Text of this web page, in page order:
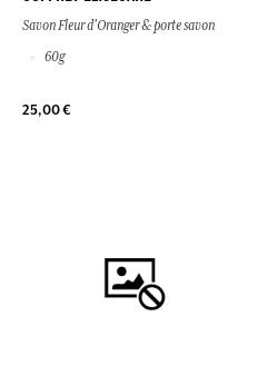
Savon Fleur d'Oranger & porte savon
60g
25,00 €